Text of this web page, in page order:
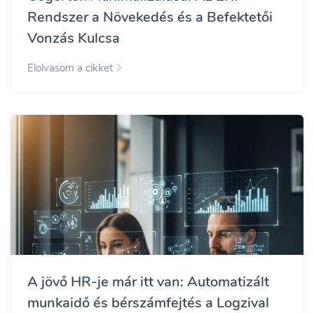
Rendszer a Növekedés és a Befektetői
Vonzás Kulcsa
Elolvasom a cikket
A jövő HR-je már itt van: Automatizált
munkaidő és bérszámfejtés a Logzival